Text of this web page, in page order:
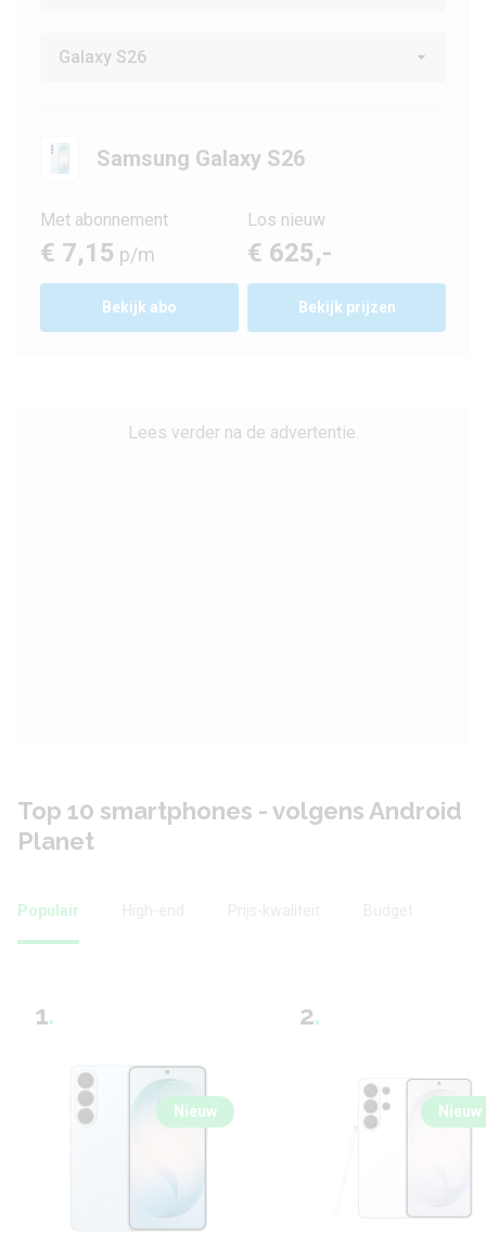
Samsung Galaxy S26
Met abonnement
€ 7,15 p/m
Bekijk abo
Los nieuw
€ 625,-
Bekijk prijzen
Lees verder na de advertentie.
Top 10 smartphones - volgens Android
Planet
Populair
1.
Nieuw
2.
Nieuw